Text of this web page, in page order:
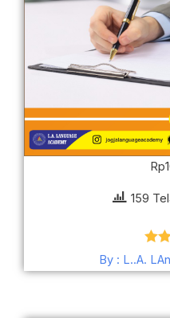
Rp
159
By : L..A.